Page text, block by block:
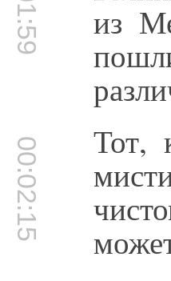
из
00:02:15 Тот,